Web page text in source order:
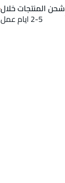
شحن المنتجات خلال
2-5 ايام عمل